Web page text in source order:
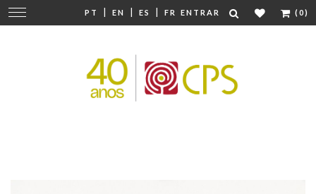
PT | EN | ES | FR ENTRAR (0)
Mudar
navegação